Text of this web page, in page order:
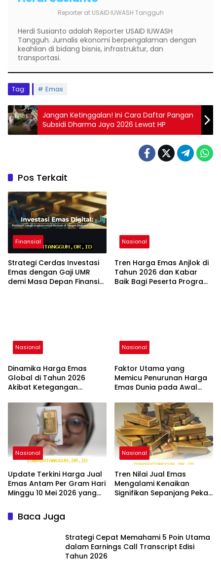
Reporter at USAID IUWASH Tangguh
Herdi Susianto adalah Reporter USAID IUWASH
Tangguh. Jurnalis ekonomi berpengalaman dengan
keahlian di bidang bisnis, infrastruktur, dan
transportasi.
Tag: Emas
Jangan Ketinggalan! Ini Cara Daftar Pangan
Subsidi Dharma Jaya 2026 Lewat HP
Pos Terkait
Finansial
Strategi Cerdas Investasi
Emas dengan Gaji UMR
demi Masa Depan Finansial
Nasional
Tren Harga Emas Anjlok di
Tahun 2026 dan Kabar
Baik Bagi Peserta Program
Nasional
Dinamika Harga Emas
Global di Tahun 2026
Akibat Ketegangan
Iran
Nasional
Faktor Utama yang
Memicu Penurunan Harga
Emas Dunia pada Awal
Nasional
Update Terkini Harga Jual
Emas Antam Per Gram Hari
Minggu 10 Mei 2026 yang
Nasional
Tren Nilai Jual Emas
Mengalami Kenaikan
Signifikan Sepanjang Pekan
Baca Juga
Strategi Cepat Memahami 5 Poin Utama
dalam Earnings Call Transcript Edisi
Tahun 2026